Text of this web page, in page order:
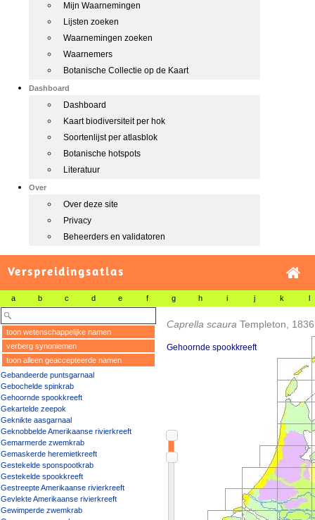
Mijn Waarnemingen
Lijsten zoeken
Waarnemingen zoeken
Waarnemers
Botanische Collectie op de Kaart
Dashboard
Dashboard
Kaart biodiversiteit per hok
Soortenlijst per atlasblok
Botanische hotspots
Literatuur
Over
Over deze site
Privacy
Beheerders en validatoren
Verspreidingsatlas
a b c d e f g h i j k l
toon wetenschappelijke namen
verberg synoniemen
toon alleen geaccepteerde namen
Gebandeerde puntsgarnaal
Gebochelde spinkrab
Gehoornde spookkreeft
Gekartelde zeepok
Geknikte aasgarnaal
Geknobbelde Amerikaanse rivierkreeft
Gemarmerde zwemkrab
Gemaskerde heremietkreeft
Gestekelde sponspootkrab
Gestekelde spookkreeft
Gestreepte Amerikaanse rivierkreeft
Gevlekte Amerikaanse rivierkreeft
Gewimperde zwemkrab
Caprella scaura Templeton, 1836
Gehoornde spookkreeft